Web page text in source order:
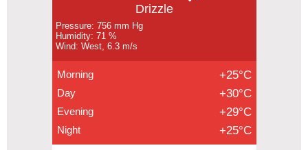
Drizzle
Pressure: 756 mm Hg
Humidity: 71 %
Wind: West, 6.3 m/s
Morning +25°C
Day +30°C
Evening +29°C
Night +25°C